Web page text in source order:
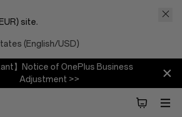
site.
(English/USD)
】Notice of OnePlus Business
Adjustment >>